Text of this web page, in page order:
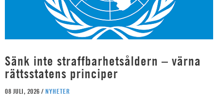
Sänk inte straffbarhetsåldern – värna
rättsstatens principer
08 JULI, 2026 / NYHETER